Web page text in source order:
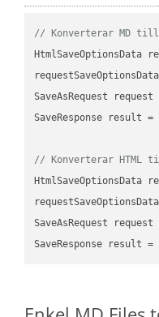
// Konverterar MD till
HtmlSaveOptionsData
SaveAsRequest request
SaveResponse result
// Konverterar HTML
HtmlSaveOptionsData
SaveAsRequest request